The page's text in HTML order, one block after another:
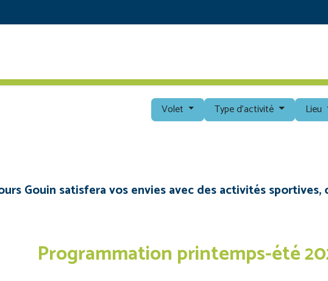
Volet Type d'activité Lieu
Gouin satisfera vos envies avec des activités
Programmation printemps-été